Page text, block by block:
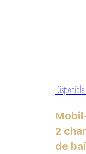
2
de